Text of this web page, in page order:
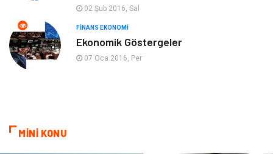
Spor Malzemeleri
Sigorta
02 Şub 2016, Sal
FINANS EKONOMI
Ekonomik Göstergeler
07 Oca 2016, Per
MİNİ KONU